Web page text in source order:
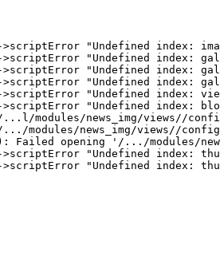
>scriptError "Undefined index:
>scriptError "Undefined index:
>scriptError "Undefined index:
>scriptError "Undefined index:
>scriptError "Undefined index:
>scriptError "Undefined index:
...l/modules/news_img/
.../modules/news_img/
Failed opening '/.../
>scriptError "Undefined index:
>scriptError "Undefined index: